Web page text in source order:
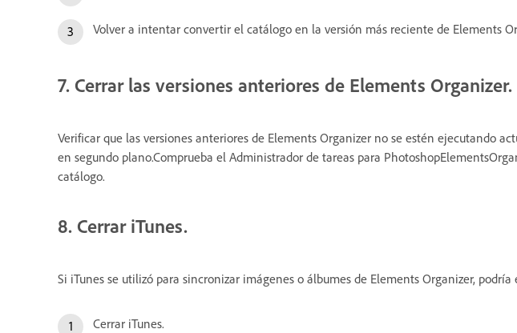
Volver a intentar convertir el catálogo en la versión más reciente de Elements
7. Cerrar las versiones anteriores de Elements Organizer.
Verificar que las versiones anteriores de Elements Organizer no se estén ejecutando
en segundo plano.Comprueba el Administrador de tareas para
catálogo.
8. Cerrar iTunes.
Si iTunes se utilizó para sincronizar imágenes o álbumes de Elements Organizer,
Cerrar iTunes.